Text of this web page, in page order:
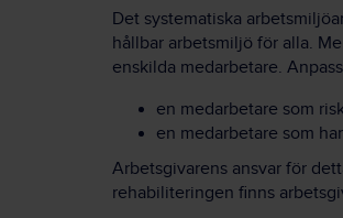
Det systematiska
hållbar arbetsmiljö för alla.
enskilda medarbetare.
en medarbetare som
en medarbetare som
Arbetsgivarens ansvar för
rehabiliteringen finns